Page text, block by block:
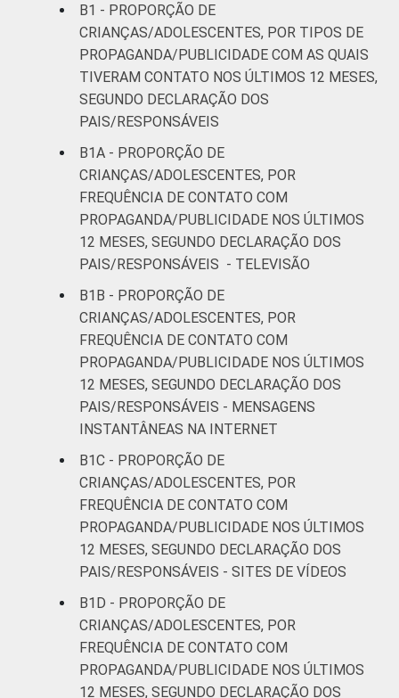
B1 - PROPORÇÃO DE
CRIANÇAS/ADOLESCENTES, POR TIPOS DE
PROPAGANDA/PUBLICIDADE COM AS QUAIS
TIVERAM CONTATO NOS ÚLTIMOS 12 MESES,
SEGUNDO DECLARAÇÃO DOS
PAIS/RESPONSÁVEIS
B1A - PROPORÇÃO DE
CRIANÇAS/ADOLESCENTES, POR
FREQUÊNCIA DE CONTATO COM
PROPAGANDA/PUBLICIDADE NOS ÚLTIMOS
12 MESES, SEGUNDO DECLARAÇÃO DOS
PAIS/RESPONSÁVEIS - TELEVISÃO
B1B - PROPORÇÃO DE
CRIANÇAS/ADOLESCENTES, POR
FREQUÊNCIA DE CONTATO COM
PROPAGANDA/PUBLICIDADE NOS ÚLTIMOS
12 MESES, SEGUNDO DECLARAÇÃO DOS
PAIS/RESPONSÁVEIS - MENSAGENS
INSTANTÂNEAS NA INTERNET
B1C - PROPORÇÃO DE
CRIANÇAS/ADOLESCENTES, POR
FREQUÊNCIA DE CONTATO COM
PROPAGANDA/PUBLICIDADE NOS ÚLTIMOS
12 MESES, SEGUNDO DECLARAÇÃO DOS
PAIS/RESPONSÁVEIS - SITES DE VÍDEOS
B1D - PROPORÇÃO DE
CRIANÇAS/ADOLESCENTES, POR
FREQUÊNCIA DE CONTATO COM
PROPAGANDA/PUBLICIDADE NOS ÚLTIMOS
12 MESES, SEGUNDO DECLARAÇÃO DOS